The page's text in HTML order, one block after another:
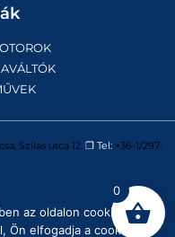
Szilas utca 12. ❒ Tel: +36-1/297-
0
az oldalon cookie-kat
Ön elfogadja a cookie-k